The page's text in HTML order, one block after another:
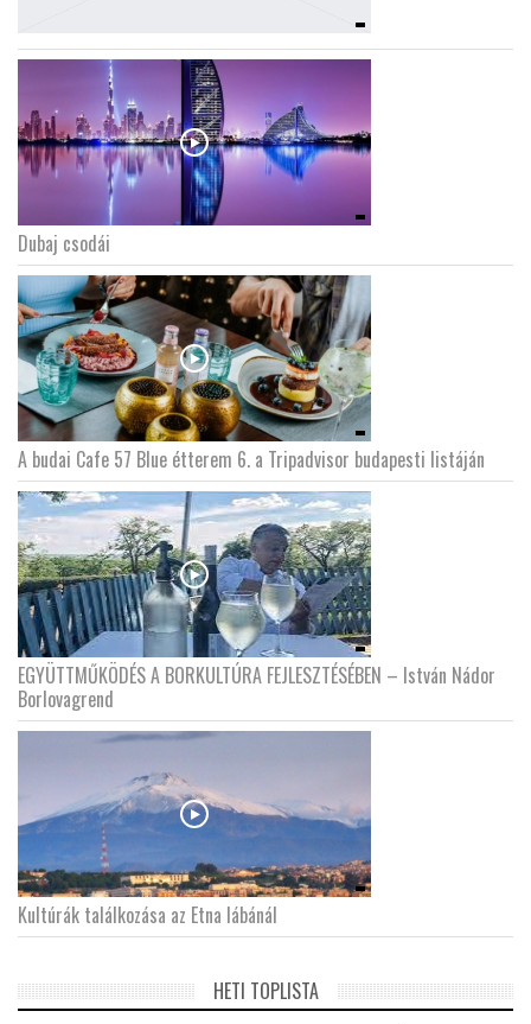
Dubaj csodái
A budai Cafe 57 Blue étterem 6. a Tripadvisor budapesti listáján
EGYÜTTMŰKÖDÉS A BORKULTÚRA FEJLESZTÉSÉBEN – István Nádor
Borlovagrend
Kultúrák találkozása az Etna lábánál
HETI TOPLISTA